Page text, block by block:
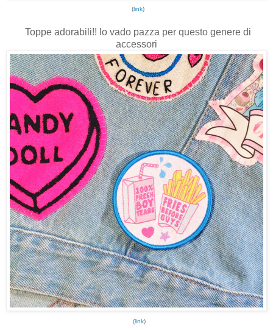
(link)
Toppe adorabili!! Io vado pazza per questo genere di
accessori
(link)